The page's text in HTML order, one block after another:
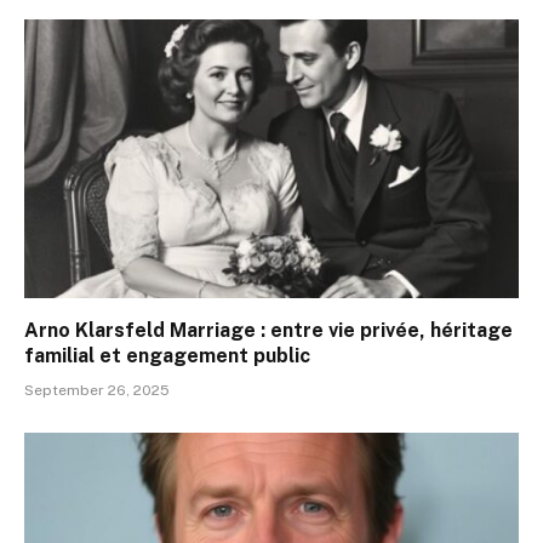
Arno Klarsfeld Marriage : entre vie privée, héritage
familial et engagement public
September 26, 2025